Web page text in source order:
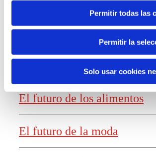
Permitir todas las
Permitir la
Solo usar cookies
Generación de
conocimiento
Informe El futuro del trabajo
El futuro de los alimentos
El futuro de la moda